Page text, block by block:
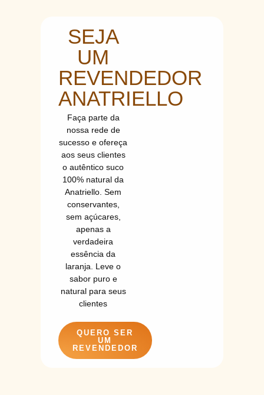
SEJA
UM
REVENDEDOR
ANATRIELLO
Faça parte da
nossa rede de
sucesso e ofereça
aos seus clientes
o autêntico suco
100% natural da
Anatriello. Sem
conservantes,
sem açúcares,
apenas a
verdadeira
essência da
laranja. Leve o
sabor puro e
natural para seus
clientes
QUERO SER
UM
REVENDEDOR